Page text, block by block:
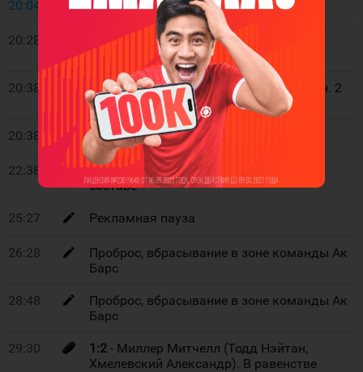
20:04 Начало 2 периода
20:28
Ак Барс. Замена вратаря на экстра-
полевого игрока
20:38
Удаление. Локомотив. 51 Фрэз Байрон. 2
мин. Удар клюшкой
20:38 Ак Барс. Вратарь в воротах
22:38
Команда Локомотив играет в полном
составе
25:27 Рекламная пауза
26:28
Проброс, вбрасывание в зоне команды Ак
Барс
28:48
Проброс, вбрасывание в зоне команды Ак
Барс
29:30 1:2 - Миллер Митчелл (Тодд Нэйтан,
Хмелевский Александр). В равенстве